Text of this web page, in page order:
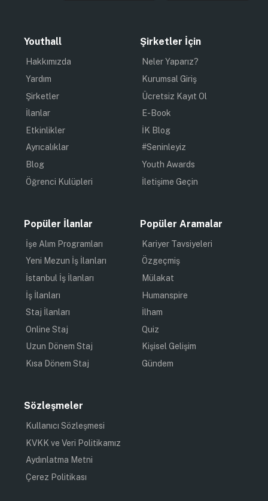
Youthall
Hakkımızda
Yardım
Şirketler
İlanlar
Etkinlikler
Ayrıcalıklar
Blog
Öğrenci Kulüpleri
Şirketler İçin
Neler Yaparız?
Kurumsal Giriş
Ücretsiz Kayıt Ol
E-Book
İK Blog
#Seninleyiz
Youth Awards
İletişime Geçin
Popüler İlanlar
İşe Alım Programları
Yeni Mezun İş İlanları
İstanbul İş İlanları
İş İlanları
Staj İlanları
Online Staj
Uzun Dönem Staj
Kısa Dönem Staj
Popüler Aramalar
Kariyer Tavsiyeleri
Özgeçmiş
Mülakat
Humanspire
İlham
Quiz
Kişisel Gelişim
Gündem
Sözleşmeler
Kullanıcı Sözleşmesi
KVKK ve Veri Politikamız
Aydınlatma Metni
Çerez Politikası